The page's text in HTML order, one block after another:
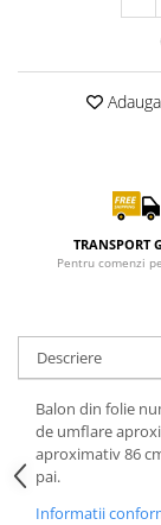
TRANSPORT
Pentru comenzi
Descriere
Balon din folie
de umflare
aproximativ 86
pai.
Informatii